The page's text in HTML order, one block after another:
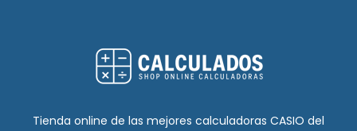
Tienda online de las mejores calculadoras CASIO del